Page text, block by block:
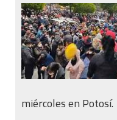
miércoles en Potosí.